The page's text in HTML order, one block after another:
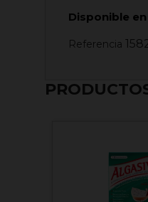
Disponible
Referencia